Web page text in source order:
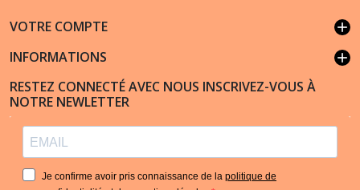
VOTRE COMPTE add
INFORMATIONS add
RESTEZ CONNECTÉ AVEC NOUS INSCRIVEZ-VOUS À
NOTRE NEWLETTER
Je confirme avoir pris connaissance de la politique de